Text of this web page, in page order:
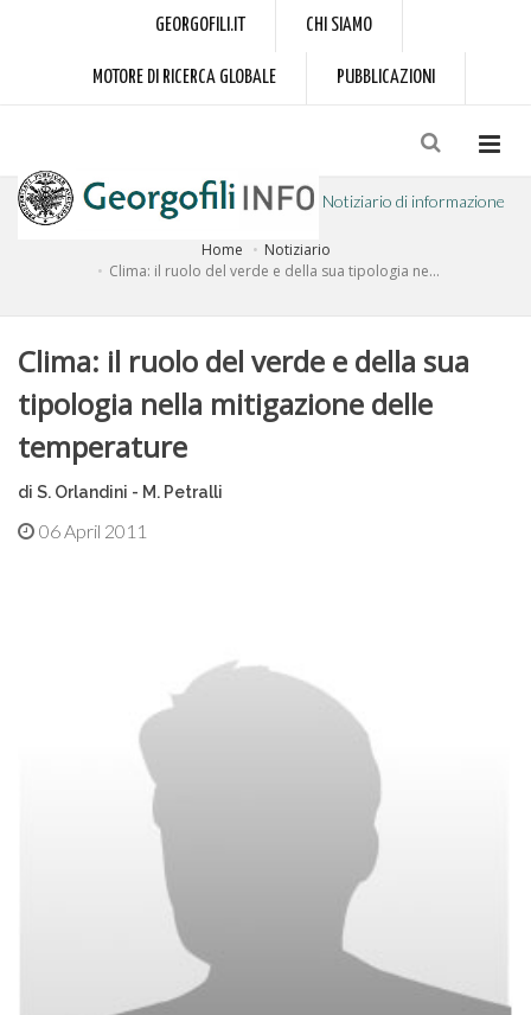
GEORGOFILI.IT CHI SIAMO
MOTORE DI RICERCA GLOBALE PUBBLICAZIONI
Notiziario di informazione
a cura dell'Accademia dei Georgofili
Home
Notiziario
Clima: il ruolo del verde e della sua tipologia ne...
Clima: il ruolo del verde e della sua
tipologia nella mitigazione delle
temperature
di S. Orlandini - M. Petralli
06 April 2011